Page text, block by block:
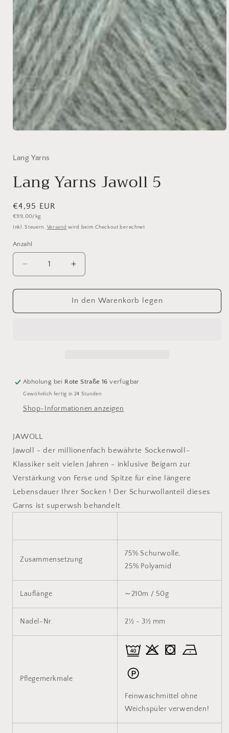
Modal
öffnen
Lang Yarns
Lang Yarns Jawoll 5
Normaler
Preis
€4,95 EUR
Grundpreis
€99,00/kg
Inkl. Steuern. Versand wird beim Checkout berechnet
Anzahl
Anzahl
Verringere
die
Menge
Lang
Erhöhe
die
Menge
für
Lang
In den Warenkorb legen
Abholung bei Rote Straße 16 verfügbar
Gewöhnlich fertig in 24 Stunden
Shop-Informationen anzeigen
JAWOLL
Jawoll - der millionenfach bewährte Sockenwoll-
Klassiker seit vielen Jahren - inklusive Beigarn zur
Verstärkung von Ferse und Spitze für eine längere
Lebensdauer Ihrer Socken ! Der Schurwollanteil dieses
Garns ist superwsh behandelt.
Zusammensetzung
75% Schurwolle,
25% Polyamid
Lauflänge ∼210m / 50g
Nadel-Nr. 2½ - 3½ mm
Pflegemerkmale
Feinwaschmittel ohne
Weichspüler verwenden!